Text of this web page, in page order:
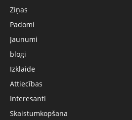
Ziņas
Padomi
Jaunumi
blogi
Izklaide
Attiecības
Interesanti
Skaistumkopšana